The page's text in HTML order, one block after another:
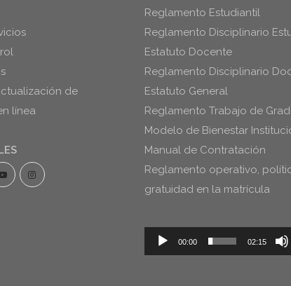
de
línea
Reglamento Estudiantil
Reglamento Disciplinario
Estatuto Docente
Reglamento Disciplinario
Estatuto General
Reglamento Trabajo de
Modelo de Bienestar
Manual de Contratación
Reglamento operativo,
gratuidad en la matrícula
Reproductor
de
00:00 02:15